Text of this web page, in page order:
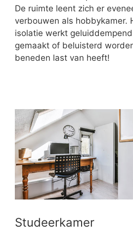
De ruimte leent zich er
verbouwen als hobbykamer.
isolatie werkt
gemaakt of beluisterd
beneden last van heeft!
Studeerkamer